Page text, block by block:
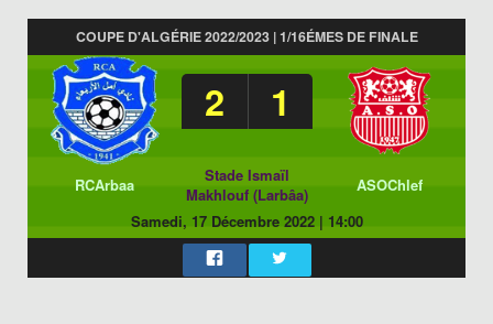
COUPE D'ALGÉRIE 2022/2023 | 1/16ÉMES DE FINALE
2 1
RCArbaa
Stade Ismaïl
Makhlouf (Larbâa)
ASOChlef
Samedi, 17 Décembre 2022| 14:00